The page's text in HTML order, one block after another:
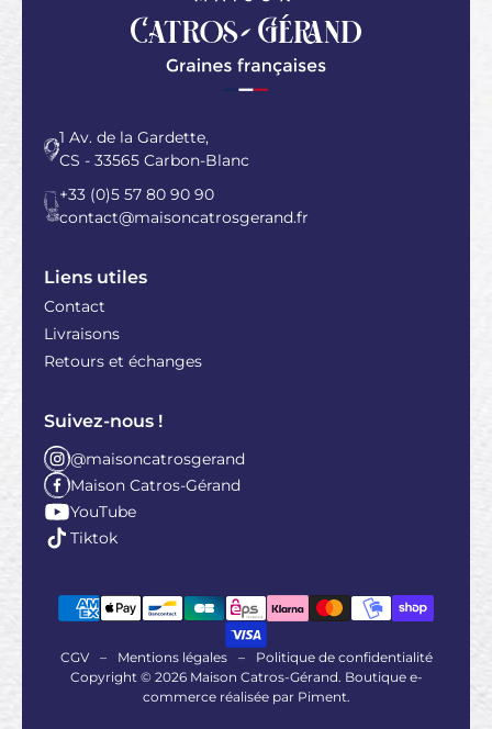
1 Av. de la Gardette,
CS - 33565 Carbon-Blanc
+33 (0)5 57 80 90 90
contact@maisoncatrosgerand.fr
Liens utiles
Contact
Livraisons
Retours et échanges
Suivez-nous !
@maisoncatrosgerand
Maison Catros-Gérand
YouTube
Tiktok
CGV – Mentions légales –
Politique de confidentialité
Copyright © 2026 Maison Catros-Gérand. Boutique e-
commerce réalisée par Piment.